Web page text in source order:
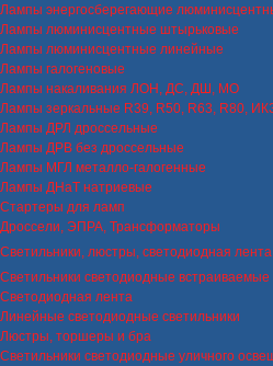
Лампы энергосберегающие
Лампы люминисцентные штырьковые
Лампы люминисцентные линейные
Лампы галогеновые
Лампы накаливания ЛОН, ДС, ДШ, МО
Лампы зеркальные R39, R50, R63, R80,
Лампы ДРЛ дроссельные
Лампы ДРВ без дроссельные
Лампы МГЛ металло-галогенные
Лампы ДНаТ натриевые
Стартеры для ламп
Дроссели, ЭПРА, Трансформаторы
Светильники, люстры, светодиодная лента
Светильники светодиодные
Светодиодная лента
Линейные светодиодные светильники
Люстры, торшеры и бра
Светильники светодиодные уличного